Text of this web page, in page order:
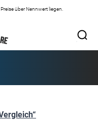
über Nennwert liegen.